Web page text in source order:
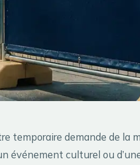
temporaire demande de la
événement culturel ou